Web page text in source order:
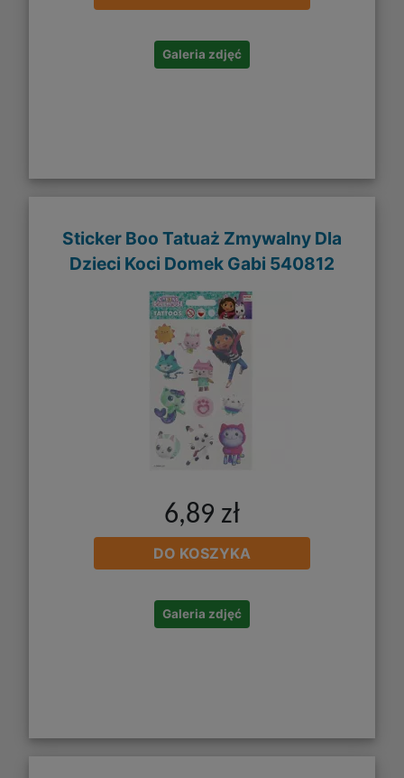
Galeria zdjęć
Sticker Boo Tatuaż Zmywalny Dla
Dzieci Koci Domek Gabi 540812
6,89 zł
DO KOSZYKA
Galeria zdjęć